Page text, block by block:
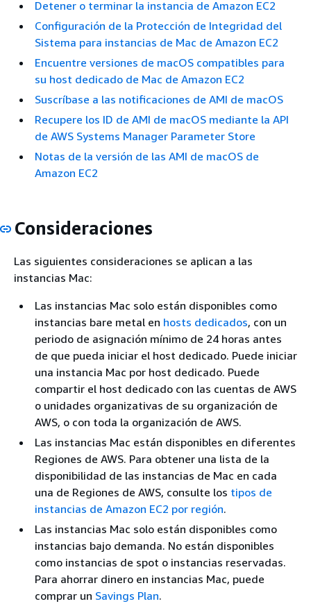
Detener o terminar la instancia de Amazon EC2
Configuración de la Protección de Integridad del
Sistema para instancias de Mac de Amazon EC2
Encuentre versiones de macOS compatibles para
su host dedicado de Mac de Amazon EC2
Suscríbase a las notificaciones de AMI de macOS
Recupere los ID de AMI de macOS mediante la API
de AWS Systems Manager Parameter Store
Notas de la versión de las AMI de macOS de
Amazon EC2
Consideraciones
Las siguientes consideraciones se aplican a las
instancias Mac:
Las instancias Mac solo están disponibles como
instancias bare metal en hosts dedicados, con un
periodo de asignación mínimo de 24 horas antes
de que pueda iniciar el host dedicado. Puede iniciar
una instancia Mac por host dedicado. Puede
compartir el host dedicado con las cuentas de AWS
o unidades organizativas de su organización de
AWS, o con toda la organización de AWS.
Las instancias Mac están disponibles en diferentes
Regiones de AWS. Para obtener una lista de la
disponibilidad de las instancias de Mac en cada
una de Regiones de AWS, consulte los tipos de
instancias de Amazon EC2 por región.
Las instancias Mac solo están disponibles como
instancias bajo demanda. No están disponibles
como instancias de spot o instancias reservadas.
Para ahorrar dinero en instancias Mac, puede
comprar un Savings Plan.